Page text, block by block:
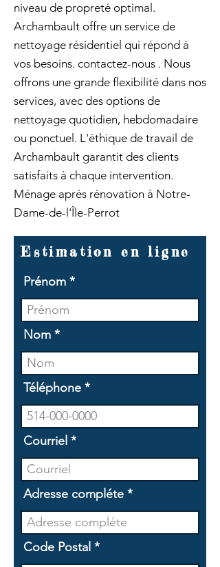
niveau de propreté optimal.
Archambault offre un service de
nettoyage résidentiel qui répond à
vos besoins. contactez-nous . Nous
offrons une grande flexibilité dans nos
services, avec des options de
nettoyage quotidien, hebdomadaire
ou ponctuel. L'éthique de travail de
Archambault garantit des clients
satisfaits à chaque intervention.
Ménage aprés rénovation à Notre-
Dame-de-l'Île-Perrot
Estimation en ligne
Prénom
Nom
Téléphone
Courriel
Adresse compléte
Code Postal